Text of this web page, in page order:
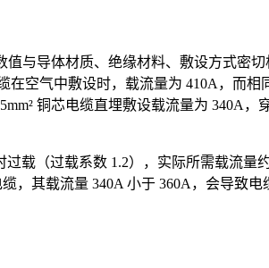
与导体材质、绝缘材料、敷设方式密
在空气中敷设时，载流量为 410A，而
铜芯电缆直埋敷设载流量为 340A
载（过载系数 1.2），实际所需载流量
，其载流量 340A 小于 360A，会导致